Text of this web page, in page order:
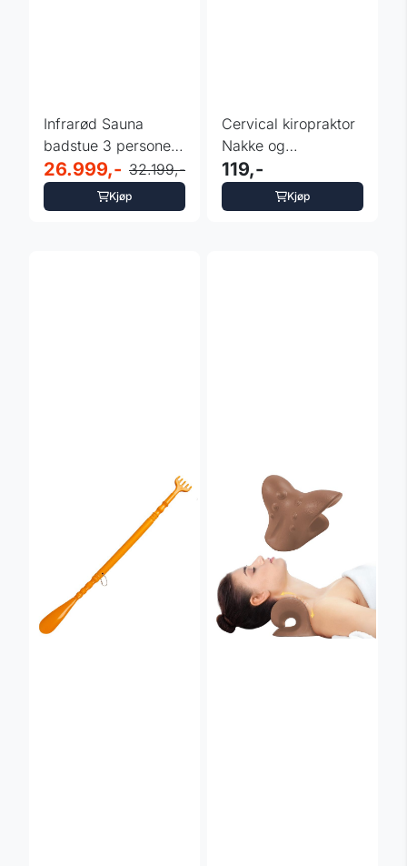
Infrarød Sauna
badstue 3 personer
- InSPORTline
Trevirke ...
26.999,- 32.199,-
Kjøp
Cervical kiropraktor
Nakke og
skulderpute -
inSPORTline ...
119,-
Kjøp